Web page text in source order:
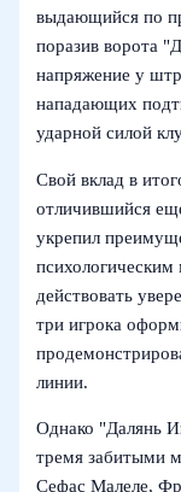
выдающийся по
поразив ворота
напряжение у
нападающих
ударной силой
Свой вклад в
отличившийся
укрепил
действовать
три игрока
линии.
Однако "Далянь
тремя забитыми
Сефас Малеле,